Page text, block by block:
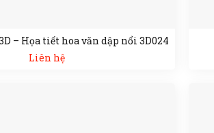
– Họa tiết hoa văn dập nổi 3D024
Liên hệ